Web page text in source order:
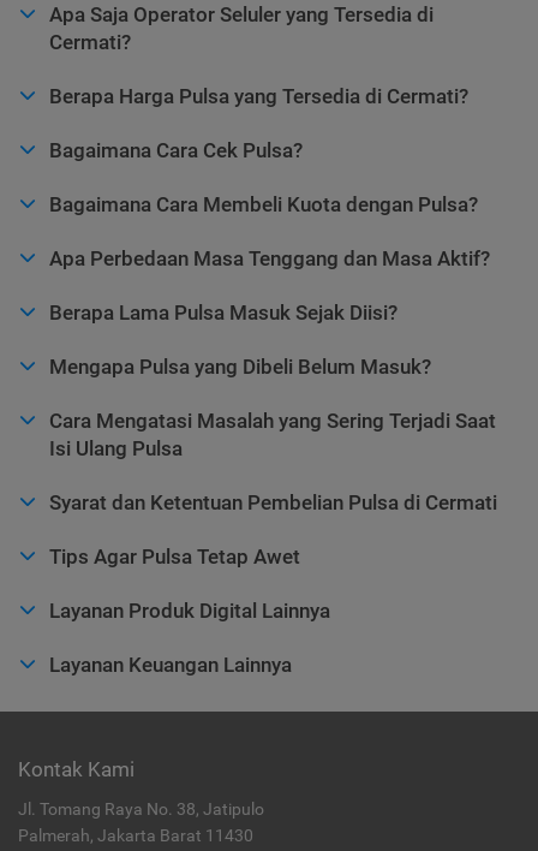
Apa Saja Operator Seluler yang Tersedia di
Cermati?
Berapa Harga Pulsa yang Tersedia di Cermati?
Bagaimana Cara Cek Pulsa?
Bagaimana Cara Membeli Kuota dengan Pulsa?
Apa Perbedaan Masa Tenggang dan Masa Aktif?
Berapa Lama Pulsa Masuk Sejak Diisi?
Mengapa Pulsa yang Dibeli Belum Masuk?
Cara Mengatasi Masalah yang Sering Terjadi Saat
Isi Ulang Pulsa
Syarat dan Ketentuan Pembelian Pulsa di Cermati
Tips Agar Pulsa Tetap Awet
Layanan Produk Digital Lainnya
Layanan Keuangan Lainnya
Kontak Kami
Jl. Tomang Raya No. 38, Jatipulo
Palmerah, Jakarta Barat 11430